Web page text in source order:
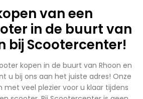
van een
in de buurt van
bij Scootercenter!
kopen in de buurt van Rhoon en
u bij ons aan het juiste adres! Onze
met veel plezier voor u klaar tijdens